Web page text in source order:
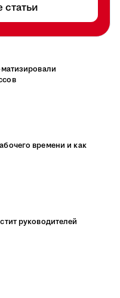
статьи
времени и как
руководителей